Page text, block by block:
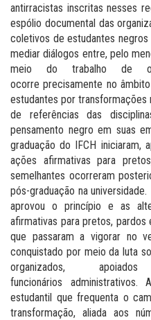
antirracistas inscritas nesses
espólio documental das
coletivos de estudantes
mediar diálogos entre, pelo
meio do trabalho de
ocorre precisamente no
estudantes por transformações
de referências das
pensamento negro em suas
graduação do IFCH iniciaram,
ações afirmativas para
semelhantes ocorreram
pós-graduação na
aprovou o princípio e as
afirmativas para pretos, pardos
que passaram a vigorar no
conquistado por meio da luta
organizados,
funcionários
estudantil que frequenta o
transformação, aliada aos